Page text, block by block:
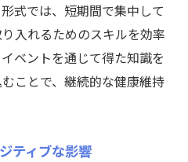
式では、短期間で集中して
入れるためのスキルを効率
ベントを通じて得た知識を
ことで、継続的な健康維持
ティブな影響